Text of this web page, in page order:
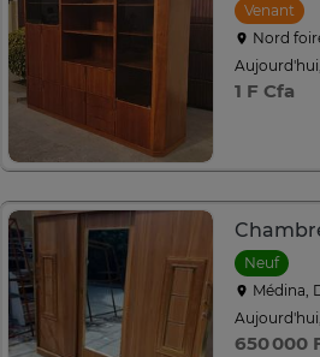
Venant
Nord
1 F Cfa
Neuf
Médina,
650 000